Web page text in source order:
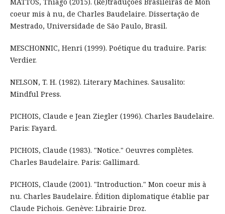
MATTOS, Thiago (2015). (Re)traduções Brasileiras de Mon
coeur mis à nu, de Charles Baudelaire. Dissertação de
Mestrado, Universidade de São Paulo, Brasil.
MESCHONNIC, Henri (1999). Poétique du traduire. Paris:
Verdier.
NELSON, T. H. (1982). Literary Machines. Sausalito:
Mindful Press.
PICHOIS, Claude e Jean Ziegler (1996). Charles Baudelaire.
Paris: Fayard.
PICHOIS, Claude (1983). "Notice." Oeuvres complètes.
Charles Baudelaire. Paris: Gallimard.
PICHOIS, Claude (2001). "Introduction." Mon coeur mis à
nu. Charles Baudelaire. Édition diplomatique établie par
Claude Pichois. Genève: Librairie Droz.